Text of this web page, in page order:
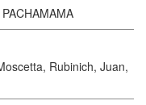
Rubinich, Juan,